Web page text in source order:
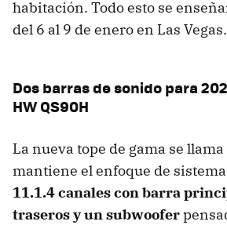
habitación. Todo esto se
del 6 al 9 de enero en Las Vegas.
Dos barras de sonido para
HW QS90H
La nueva tope de gama se llama
mantiene el enfoque de
11.1.4 canales con barra
traseros y un subwoofer